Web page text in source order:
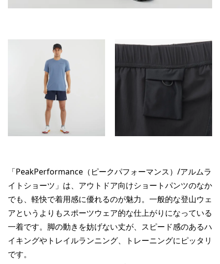
「PeakPerformance（ピークパフォーマンス）/アルムラ
イトショーツ」は、アウトドア向けショートパンツのなか
でも、軽快で着用感に優れるのが魅力。一般的な登山ウェ
アというよりもスポーツウェア的な仕上がりになっている
一着です。脚の動きを妨げない丈が、スピード感のあるハ
イキングやトレイルランニング、トレーニングにピッタリ
です。